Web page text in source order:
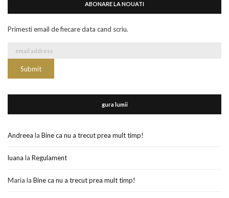
ABONARE LA NOUATI
Primesti email de fiecare data cand scriu.
gura lumii
Andreea la Bine ca nu a trecut prea mult timp!
luana la Regulament
Maria la Bine ca nu a trecut prea mult timp!